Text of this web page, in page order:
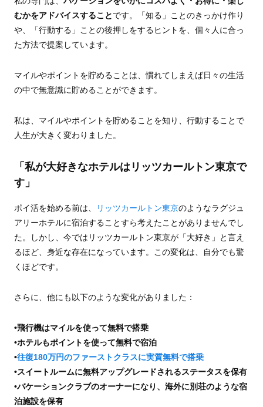
むかをアドバイスすることです。「知る」ことのきっかけ作り
や、「行動する」ことの後押しをするヒントを、個々人に合っ
た方法で提案しています。
マイルやポイントを貯めることは、慣れてしまえば日々の生活
の中で無意識に貯めることができます。
私は、マイルやポイントを貯めることを知り、行動することで
人生が大きく変わりました。
「私が大好きなホテルはリッツカールトン東京で
す」
ポイ活を始める前は、 リッツカールトン東京のようなラグジュ
アリーホテルに宿泊することすら考えたことがありませんでし
た。しかし、今ではリッツカールトン東京が「大好き」と言え
るほど、身近な存在になっています。この変化は、自分でも驚
くほどです。
さらに、他にも以下のような変化がありました：
•飛行機はマイルを使って無料で搭乗
•ホテルもポイントを使って無料で宿泊
•往復180万円のファーストクラスに実質無料で搭乗
•スイートルームに無料アップグレードされるステータスを保有
•バケーションクラブのオーナーになり、海外に別荘のような宿
泊施設を保有